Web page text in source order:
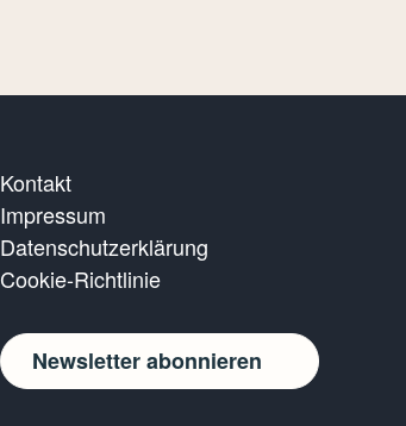
Kontakt
Impressum
Datenschutzerklärung
Cookie-Richtlinie
Newsletter abonnieren